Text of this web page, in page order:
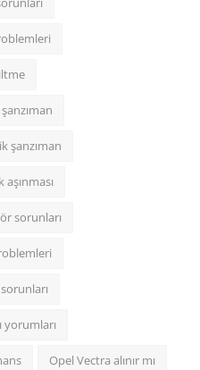
şanzıman
sorunları
yorumları
Opel Vectra alınır mı